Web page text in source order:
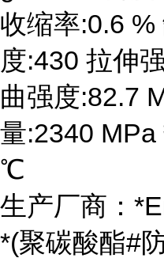
收缩率:0.6 %
度:430 拉伸
曲强度:82.7
量:2340
℃
生产厂商：
*(聚碳酸酯#